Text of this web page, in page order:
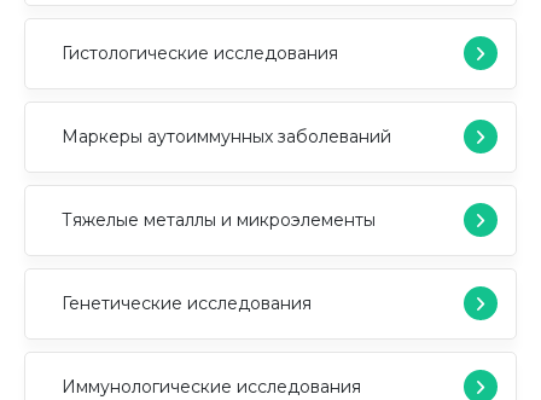
Гистологические исследования
Маркеры аутоиммунных заболеваний
Тяжелые металлы и микроэлементы
Генетические исследования
Иммунологические исследования